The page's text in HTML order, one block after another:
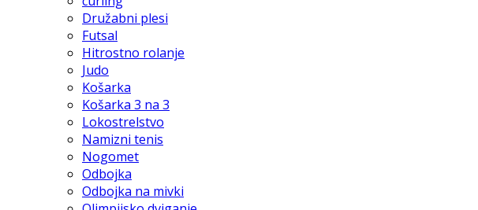
Družabni plesi
Futsal
Hitrostno rolanje
Judo
Košarka
Košarka 3 na 3
Lokostrelstvo
Namizni tenis
Nogomet
Odbojka
Odbojka na mivki